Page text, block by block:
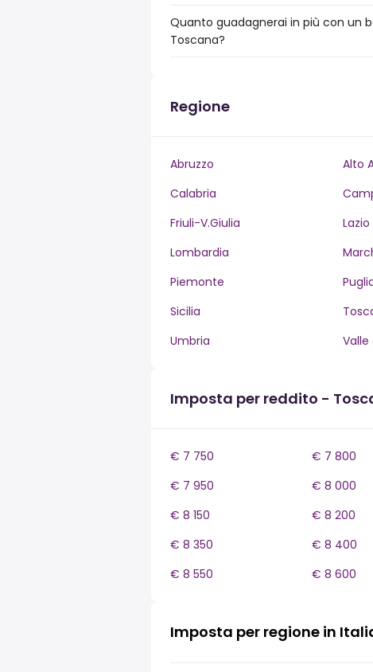
Quanto guadagnerai in più con un
Toscana?
Regione
Abruzzo Alto
Calabria
Friuli-V.Giulia
Lazio
Lombardia
Piemonte
Sicilia
Umbria
Valle
Imposta per reddito -
€ 7 750 € 7 800
€ 7 950
€ 8 000
€ 8 150
€ 8 200
€ 8 350
€ 8 400
€ 8 550
€ 8 600
Imposta per regione in